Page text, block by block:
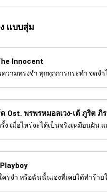
แบบสุ่ม
Innocent
วามทรงจำ ทุกทุกการกระทำ จด
Ost. พรพรหมอลเวง-เต้ ภูริต ภิ
ง เมื่อไหร่จะได้เป็นจริงเหมือนฝั
รจำ หรือฉันนั้นเองที่เคยได้ทำร้าย